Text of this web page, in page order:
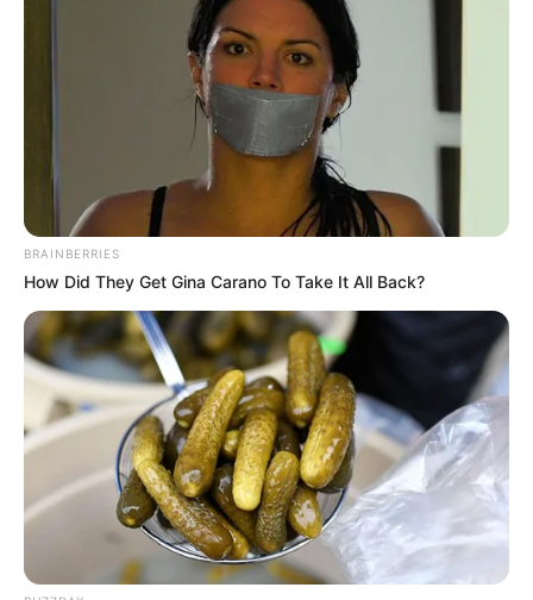
Κοίταξαν τον ουρανό στηνΕύβοια
έπαθαν πλάκα με το θέαμα που είδαν –
Ευτυχώς δεν φοβήθηκαν και ήταν
Έπαθαν πλάκα οι κάτοικοι παραθαλάσσιας
περιοχής στην Εύβοια την ώρα που ο
ουρανός
άλλαξε αστραπιαία.
Αυτό που παρατήρησαν στον ουρανό, σίγουρα
θα το θυμούνται μια ζωή μιας και τους έκανε
μεγάλη εντύπωση.
Έπαθαν πλάκα την ώρα που έφυγε ο ήλιος από
τον ουρανό και μια γιγάντια σφαίρα έκανε την
εμφάνιση της πάνω από τα κεφάλια τους.
Χιλιάδεςπουλιάπετούσαν στον ουρανό
σχηματίζοντας μια μεγάλη εξωπραγματική
σφαίρα.
BRAINBERRIES
How Did They Get Gina Carano To Take It All Back?